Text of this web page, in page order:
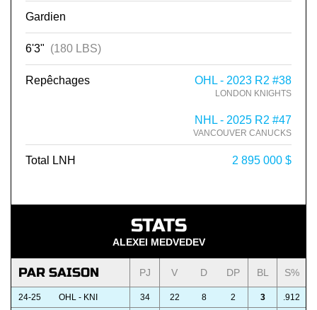
Gardien
6'3" (180 LBS)
Repêchages OHL - 2023 R2 #38
LONDON KNIGHTS
NHL - 2025 R2 #47
VANCOUVER CANUCKS
Total LNH 2 895 000 $
STATS
ALEXEI MEDVEDEV
PAR SAISON PJ V D DP BL S%
24-25 OHL - KNI 34 22 8 2 3 .912